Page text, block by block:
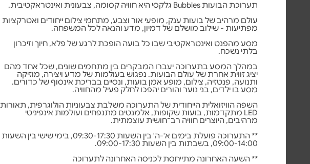
תערוכת הבועות Bubbles גלקסי היא חוויה קסומה, צבעונית ואינטראקטיבית.
עולם מרהיב של בועות ענק, מופעי אור וצבע, מתחמי צילום ייחודים ואטרקציות
מפתיעות - שילוב מושלם של דמיון, מדע והנאה לכל המשפחה.
מסע מהפנט ואינטראקטיבי שבו כל בועה הופכת לרגע של פלא, חיוך וזיכרון
בלתי נשכח.
במהלך המסע בתערוכה יעברו המבקרים בין מתחמים שונים, שכל אחד מהם
יציג זווית אחרת של עולם הבועות. נפגוש בעולמות של מדע ויצירה, מוזיקה
ותנועה, פנטזיה, צילום, מופע אמן בועות, ונסיים בבריכת אינסוף של כדורים.
מסע בו ילדים, בני נוער והורים יהפכו לחלק פעיל מהחוויה.
השפה הוויזואלית הייחודית של התערוכה משלבת צבעוניות הולוגרפית, תאורות
LED מתקדמות, בועות שקופות, אלמנטים מתנפחים ועולמות אינפיניטי
מרהיבים, היוצרים חוויה רב־חושית עוצמתית.
** התערוכה פועלת בימים א'-ה' בין השעות 09:30-17:30, בימי שישי בין השעות
09:00-14:00, בשבתות בין השעות 09:00-17:30.
** השעה האחרונה מתייחסת לכניסה האחרונה לתערוכה